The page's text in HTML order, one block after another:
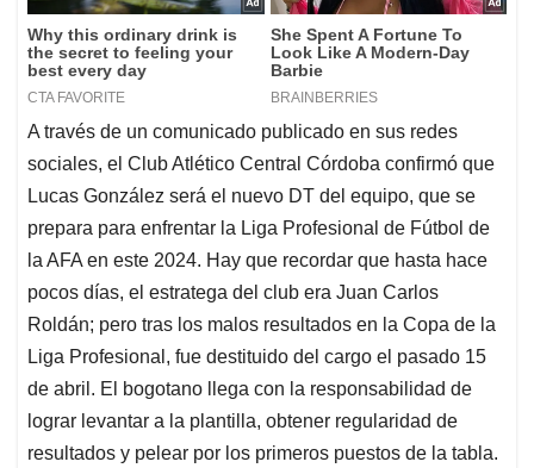
A través de un comunicado publicado en sus redes
sociales, el Club Atlético Central Córdoba confirmó que
Lucas González será el nuevo DT del equipo, que se
prepara para enfrentar la Liga Profesional de Fútbol de
la AFA en este 2024. Hay que recordar que hasta hace
pocos días, el estratega del club era Juan Carlos
Roldán; pero tras los malos resultados en la Copa de la
Liga Profesional, fue destituido del cargo el pasado 15
de abril. El bogotano llega con la responsabilidad de
lograr levantar a la plantilla, obtener regularidad de
resultados y pelear por los primeros puestos de la tabla.